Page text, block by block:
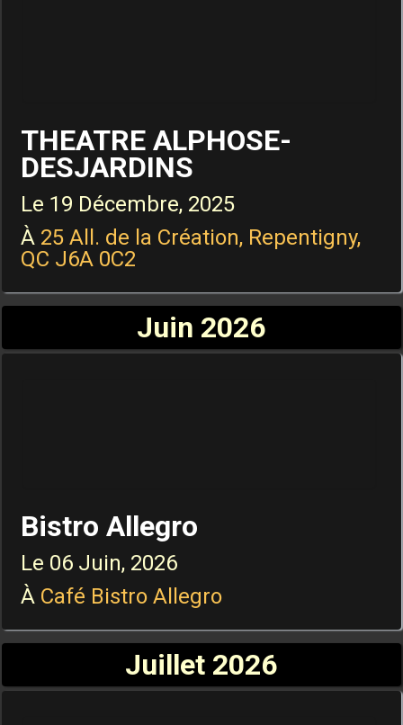
THEATRE ALPHOSE-
DESJARDINS
Le 19 Décembre, 2025
À 25 All. de la Création, Repentigny,
QC J6A 0C2
Juin 2026
Bistro Allegro
Le 06 Juin, 2026
À Café Bistro Allegro
Juillet 2026